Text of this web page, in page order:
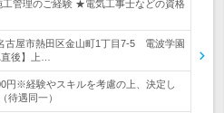
工管理のご経験 ★電気工事士などの資格
古屋市熱田区金山町1丁目7-5 電波学園
後】上…
円※経験やスキルを考慮の上、決定し
待遇同一）